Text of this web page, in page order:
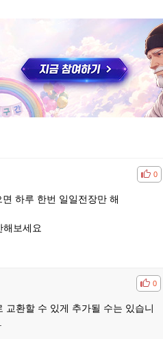
비공감
0
하루 한번 일일전장만 해
해보세요
비공감
0
교환할 수 있게 추가될 수는 있습니